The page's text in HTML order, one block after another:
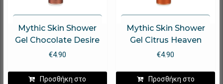
Mythic Skin Shower
Gel Chocolate Desire
€4.90
Προσθήκη στο
Mythic Skin Shower
Gel Citrus Heaven
€4.90
Προσθήκη στο